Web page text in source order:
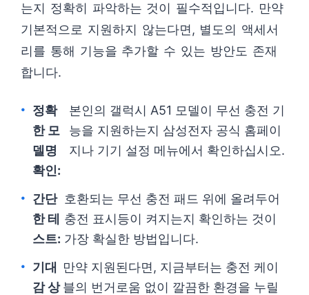
는지 정확히 파악하는 것이 필수적입니다. 만약
기본적으로 지원하지 않는다면, 별도의 액세서
리를 통해 기능을 추가할 수 있는 방안도 존재
합니다.
정확
한 모
델명
확인:
본인의 갤럭시 A51 모델이 무선 충전 기
능을 지원하는지 삼성전자 공식 홈페이
지나 기기 설정 메뉴에서 확인하십시오.
간단
한 테
스트:
호환되는 무선 충전 패드 위에 올려두어
충전 표시등이 켜지는지 확인하는 것이
가장 확실한 방법입니다.
기대
감 상
만약 지원된다면, 지금부터는 충전 케이
블의 번거로움 없이 깔끔한 환경을 누릴